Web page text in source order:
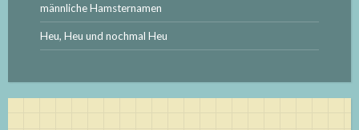
männliche Hamsternamen
Heu, Heu und nochmal Heu